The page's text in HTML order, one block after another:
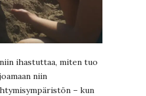
ihastuttaa, miten tuo
niin
– kun